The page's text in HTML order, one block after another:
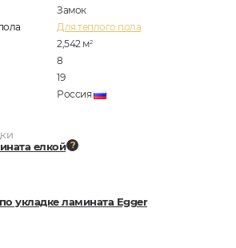
Замок
Для теплого пола
2,542 м2
8
19
Россия
елкой
укладке ламината Egger